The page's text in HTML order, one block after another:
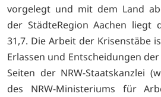
vorgelegt und mit dem Land
der StädteRegion Aachen liegt
31,7. Die Arbeit der Krisenstäbe
Erlassen und Entscheidungen
Seiten der NRW-Staatskanzlei (
des NRW-Ministeriums für